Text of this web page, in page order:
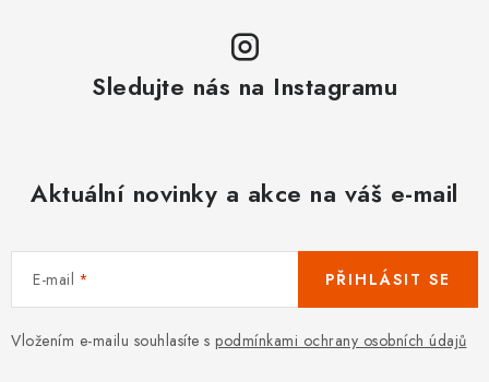
Sledujte nás na Instagramu
Aktuální novinky a akce na váš e-mail
E-mail
Vložením e-mailu souhlasíte s podmínkami ochrany osobních údajů
PŘIHLÁSIT SE